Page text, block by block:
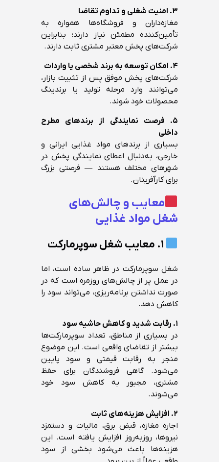
۳. امنیت شغلی و تداوم تقاضا
مغازه‌داران و فروشگاه‌ها همواره به
تأمین‌کننده مطمئن نیاز دارند؛ بنابراین
شرکت‌های پخش معتبر مشتری ثابت دارند.
۴. امکان توسعه به برند شخصی یا واردات
شرکت‌های پخش موفق پس از تثبیت بازار،
می‌توانند وارد مرحله تولید یا برندینگ
محصولات خود شوند.
۵. فرصت نمایندگی از برندهای مطرح
داخلی
بسیاری از برندهای مواد غذایی ایرانی و
خارجی، به‌دنبال اعطای نمایندگی پخش در
شهرهای مختلف هستند — فرصتی بزرگ
برای کارآفرینان.
معایب و چالش‌های
شغل مواد غذایی
شغل سوپرمارکت در ظاهر ساده است، اما
در عمل پر از چالش‌های روزمره است که در
صورت نداشتن برنامه‌ریزی، می‌تواند سود را
کاهش دهد.
۱. رقابت شدید و کاهش حاشیه سود
در بسیاری از مناطق، تعداد سوپرمارکت‌ها
بیشتر از تقاضای واقعی است. این موضوع
منجر به رقابت قیمتی و سود پایین
می‌شود. گاهی فروشندگان برای حفظ
مشتری، مجبور به کاهش سود خود
می‌شوند.
۲. افزایش هزینه‌های ثابت
اجاره مغازه، قبض برق، مالیات و دستمزد
نیروها، روزبه‌روز افزایش یافته است. این
هزینه‌ها باعث می‌شود بخشی از سود